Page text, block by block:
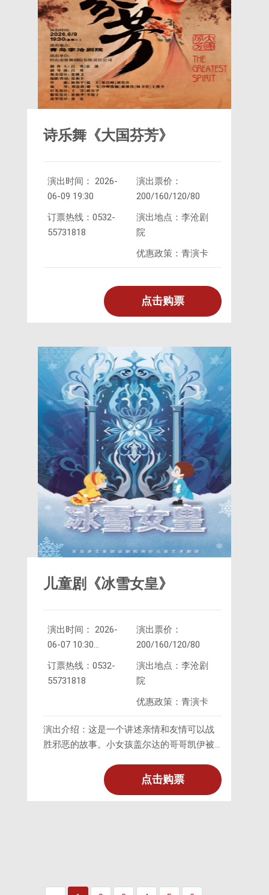
诗乐舞《大国芬芳》
演出时间： 2026-
06-09 19:30
订票热线：0532-
55731818
演出票价：
200/160/120/80
演出地点：李沧剧
院
优惠政策：青演卡
点击购票
儿童剧《冰雪女皇》
演出时间： 2026-
06-07 10:30
2026-
06-07 15:30
订票热线：0532-
55731818
演出票价：
200/160/120/80
演出地点：李沧剧
院
优惠政策：青演卡
演出介绍：这是一个讲述亲情和友情可以战
胜邪恶的故事。小女孩盖尔达的哥哥凯伊被
找到哥哥，历经艰险，在朋友们的帮助下，
终于走到冰雪王国找到了哥哥，兄妹俩同心
点击购票